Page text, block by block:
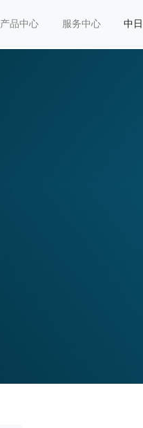
产品中心 服务中心 中